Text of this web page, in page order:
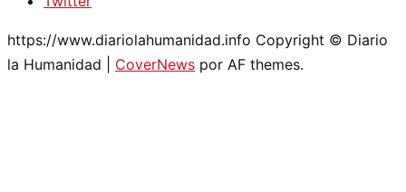
https://www.diariolahumanidad.info Copyright © Diario
la Humanidad
CoverNews por AF themes.